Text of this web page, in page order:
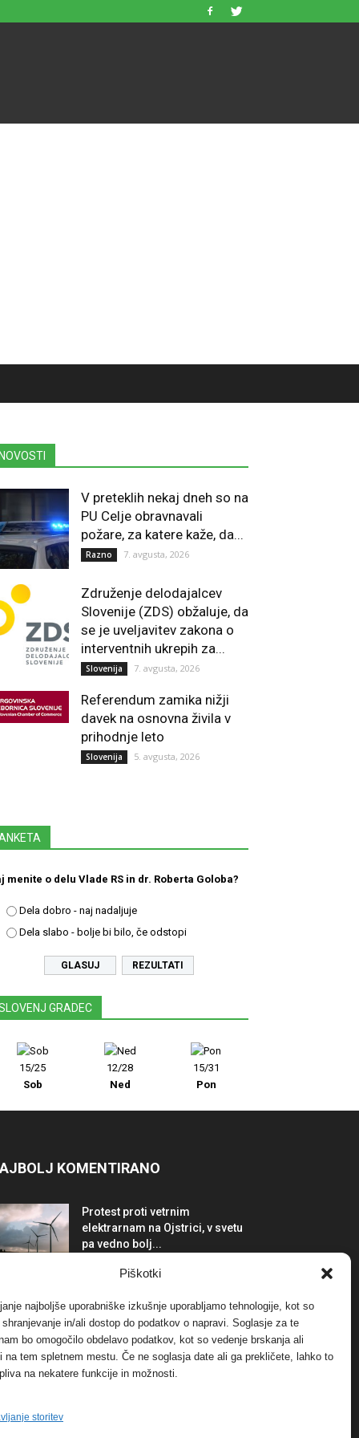
Piškotki
najboljše uporabniške izkušnje uporabljamo tehnologije, kot so
in/ali dostop do podatkov o napravi. Soglasje za te
bo omogočilo obdelavo podatkov, kot so vedenje brskanja ali
na tem spletnem mestu. Če ne soglasja date ali ga prekličete, lahko to
na nekatere funkcije in možnosti.
storitev
V preteklih nekaj dneh so na
PU Celje obravnavali
požare, za katere kaže, da...
Razno 7. avgusta, 2026
Združenje delodajalcev
Slovenije (ZDS) obžaluje, da
se je uveljavitev zakona o
interventnih ukrepih za...
Slovenija 7. avgusta, 2026
Referendum zamika nižji
davek na osnovna živila v
prihodnje leto
Slovenija 5. avgusta, 2026
menite o delu Vlade RS in dr. Roberta Goloba?
Dela dobro - naj nadaljuje
Dela slabo - bolje bi bilo, če odstopi
REZULTATI
GRADEC
15/25
Sob
12/28
Ned
15/31
Pon
KOMENTIRANO
Protest proti vetrnim
elektrarnam na Ojstrici, v svetu
pa vedno bolj...
elektrarnam Verbund
Dogodki 29. januarja, 2018
FOTO: Razstava cvetličarskega